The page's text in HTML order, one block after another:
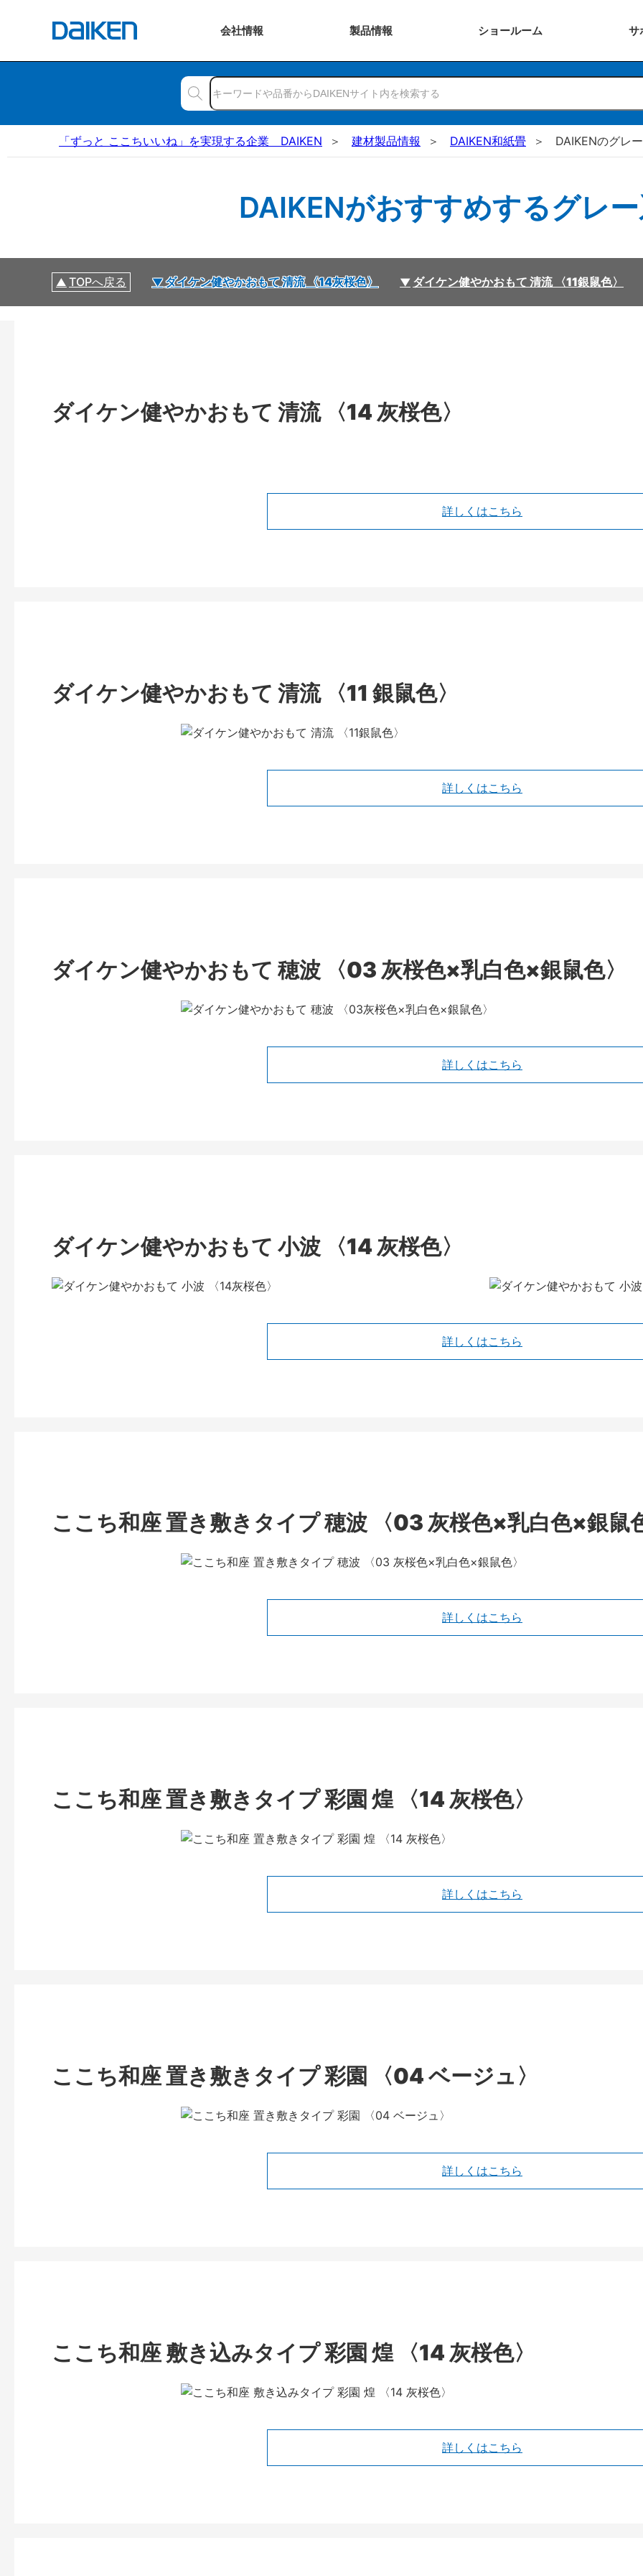
会社情報 製品情報 ショールーム サ
「ずっと ここちいいね」を実現する企業 DAIKEN 建材製品情報 DAIKEN和紙畳 DAIKENのグレ
DAIKENがおすすめするグレ
TOPへ戻る ダイケン健やかおもて 清流 〈14灰桜色〉 ダイケン健やかおもて 清流 〈11銀鼠色〉
ダイケン健やかおもて 清流 〈14 灰桜色〉
詳しくはこちら
ダイケン健やかおもて 清流 〈11 銀鼠色〉
詳しくはこちら
ダイケン健やかおもて 穂波 〈03 灰桜色×乳白色×銀鼠色〉
詳しくはこちら
ダイケン健やかおもて 小波 〈14 灰桜色〉
詳しくはこちら
ここち和座 置き敷きタイプ 穂波 〈03 灰桜色×乳白色×銀鼠
詳しくはこちら
ここち和座 置き敷きタイプ 彩園 煌 〈14 灰桜色〉
詳しくはこちら
ここち和座 置き敷きタイプ 彩園 〈04 ベージュ〉
詳しくはこちら
ここち和座 敷き込みタイプ 彩園 煌 〈14 灰桜色〉
詳しくはこちら